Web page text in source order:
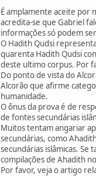
É amplamente aceite por
acredita-se que Gabriel
informações só podem
O Hadith Qudsi
quarenta Hadith Qudsi
deste ultimo corpus. Por
Do ponto de vista do
Alcorão que afirme
humanidade.
O ônus da prova é de
de fontes secundárias
Muitos tentam angariar
secundárias, como
secundárias islâmicas.
compilações de Ahadith
Por favor, veja o artigo